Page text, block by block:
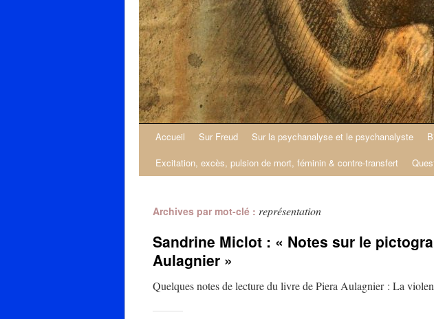
Accueil Sur Freud Sur la psychanalyse et le psychanalyste
Excitation, excès, pulsion de mort, féminin & contre-transfert
Archives par mot-clé : représentation
Sandrine Miclot : « Notes sur le
Aulagnier »
Quelques notes de lecture du livre de Piera Aulagnier : La